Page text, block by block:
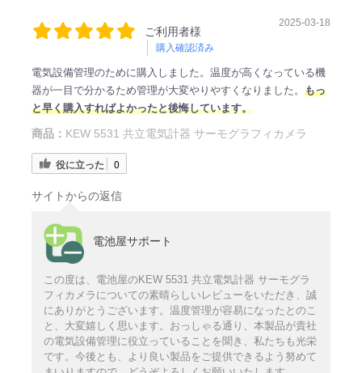
ご利用者様
購入確認済み
2025-03-18
電気設備管理のために購入しました。温度が高くなっている機
器が一目で分かるため管理が大変やりやすくなりました。 もっ
と早く購入すればよかったと後悔しています。
商品： KEW 5531 共立電気計器 サーモグラフィカメラ
役に立った 0
サイトからの返信
電池屋サポート
この度は、電池屋のKEW 5531 共立電気計器 サーモグラ
フィカメラについての素晴らしいレビューをいただき、誠
にありがとうございます。温度管理が容易になったとのこ
と、大変嬉しく思います。おっしゃる通り、本製品が貴社
の電気設備管理に役立っていることを聞き、私たちも光栄
です。今後とも、より良い製品をご提供できるよう努めて